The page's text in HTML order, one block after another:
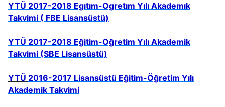
YTÜ 2017-2018 Egıtım-Ogretım Yılı Akademık
Takvimi ( FBE Lisansüstü)
YTÜ 2017-2018 Eğitim-Oğretim Yılı Akademik
Takvimi (SBE Lisansüstü)
YTÜ 2016-2017 Lisansüstü Eğitim-Öğretim Yılı
Akademik Takvimi